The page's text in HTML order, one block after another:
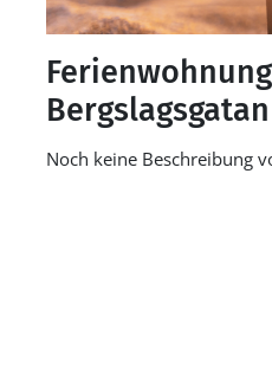
Noch keine Beschreibung